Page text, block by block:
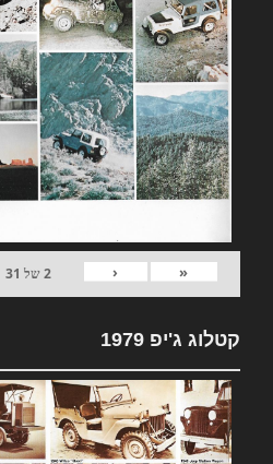
«
‹
2של 31
קטלוג ג'יפ 1979